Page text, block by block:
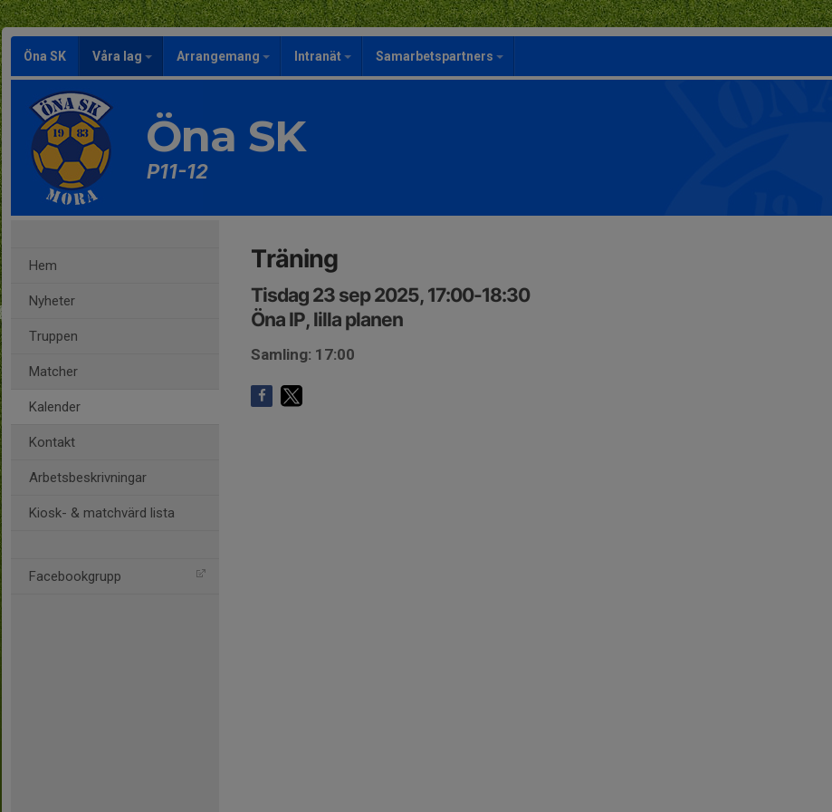
Öna SK Våra lag Arrangemang Intranät Samarbetspartners
Öna SK
P11-12
Hem
Nyheter
Truppen
Matcher
Kalender
Kontakt
Arbetsbeskrivningar
Kiosk- & matchvärd lista
Facebookgrupp
Träning
Tisdag 23 sep 2025, 17:00-18:30
Öna IP, lilla planen
Samling: 17:00